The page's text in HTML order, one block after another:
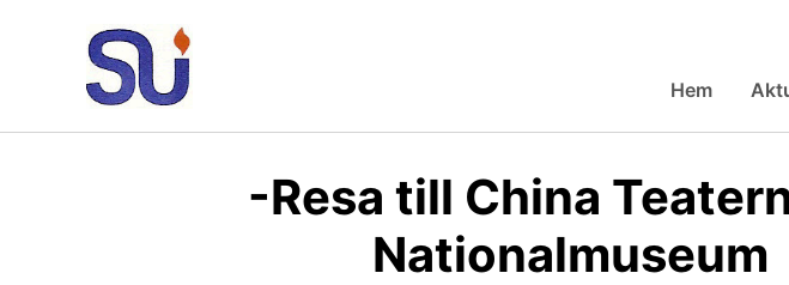
Hem
-Resa till China
Nationalmuseum